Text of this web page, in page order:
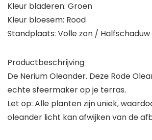
Kleur bladeren: Groen
Kleur bloesem: Rood
Standplaats: Volle zon / Halfschaduw
Productbeschrijving
De Nerium Oleander. Deze Rode
echte sfeermaker op je terras.
Let op: Alle planten zijn uniek,
oleander licht kan afwijken van de